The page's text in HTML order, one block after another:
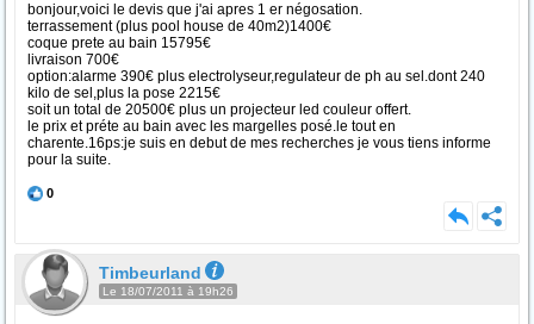
bonjour,voici le devis que j'ai apres 1 er négosation.
terrassement (plus pool house de 40m2)1400€
coque prete au bain 15795€
livraison 700€
option:alarme 390€ plus electrolyseur,regulateur de ph au sel.dont 240
kilo de sel,plus la pose 2215€
soit un total de 20500€ plus un projecteur led couleur offert.
le prix et préte au bain avec les margelles posé.le tout en
charente.16ps:je suis en debut de mes recherches je vous tiens informe
pour la suite.
0
Timbeurland
Le 18/07/2011 à 19h26